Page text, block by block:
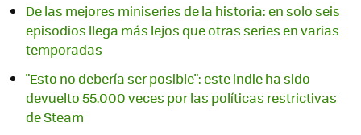
De las mejores miniseries de la historia: en solo seis
episodios llega más lejos que otras series en varias
temporadas
"Esto no debería ser posible": este indie ha sido
devuelto 55.000 veces por las políticas restrictivas
de Steam